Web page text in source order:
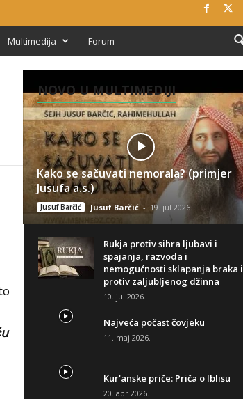
Multimedija Forum
NOVO U MULTIMEDIJI
Kako se sačuvati nemorala? (primjer
Jusufa a.s.)
Jusuf Barčić Jusuf Barčić - 19. jul 2026.
Rukja protiv sihra ljubavi i
spajanja, razvoda i
nemogućnosti sklapanja braka i
protiv zaljubljenog džinna
10. jul 2026.
Najveća počast čovjeku
11. maj 2026.
Kur'anske priče: Priča o Iblisu
20. apr 2026.